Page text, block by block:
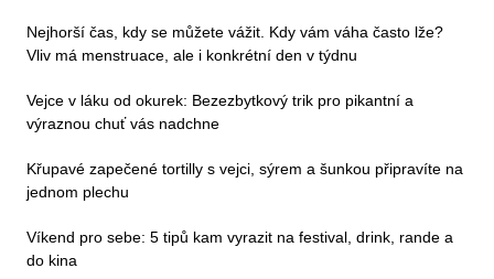
Nejhorší čas, kdy se můžete vážit. Kdy vám váha často lže?
Vliv má menstruace, ale i konkrétní den v týdnu
Vejce v láku od okurek: Bezezbytkový trik pro pikantní a
výraznou chuť vás nadchne
Křupavé zapečené tortilly s vejci, sýrem a šunkou připravíte na
jednom plechu
Víkend pro sebe: 5 tipů kam vyrazit na festival, drink, rande a
do kina